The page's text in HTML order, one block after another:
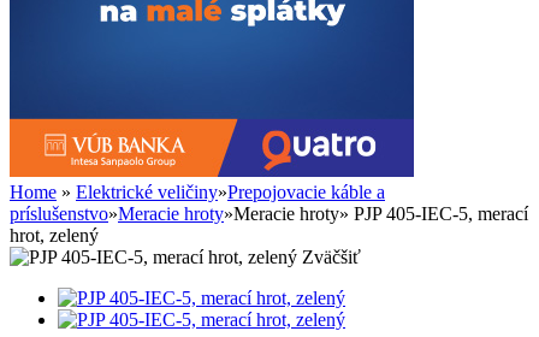
Home » Elektrické veličiny»Prepojovacie káble a
príslušenstvo»Meracie hroty»Meracie hroty» PJP 405-IEC-5, merací
hrot, zelený
Zväčšiť